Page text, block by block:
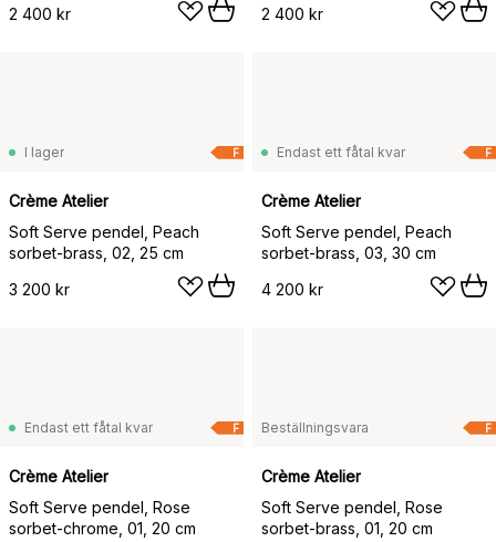
2 400 kr
2 400 kr
F
I lager
Crème Atelier
Soft Serve pendel, Peach
sorbet-brass, 02, 25 cm
3 200 kr
F
Endast ett fåtal kvar
Crème Atelier
Soft Serve pendel, Peach
sorbet-brass, 03, 30 cm
4 200 kr
F
Endast ett fåtal kvar
Crème Atelier
Soft Serve pendel, Rose
sorbet-chrome, 01, 20 cm
F
Beställningsvara
Crème Atelier
Soft Serve pendel, Rose
sorbet-brass, 01, 20 cm